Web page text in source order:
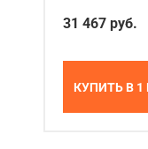
31 467 руб.
КУПИТЬ В 1